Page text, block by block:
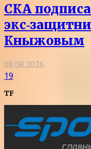
СКА
Кныжовым
08.08.2026
19
TF